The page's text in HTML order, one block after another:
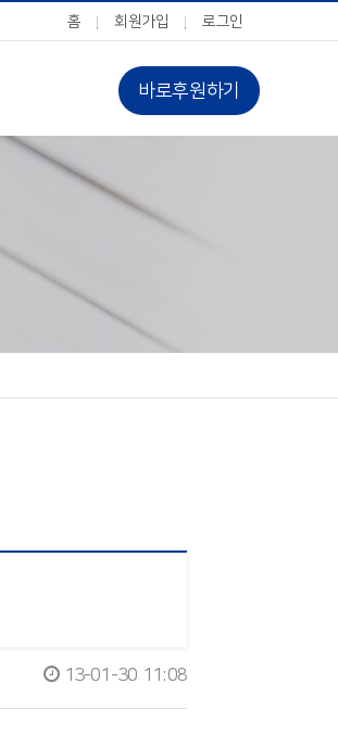
홈 회원가입 로그인
바로후원하기
13-01-30 11:08